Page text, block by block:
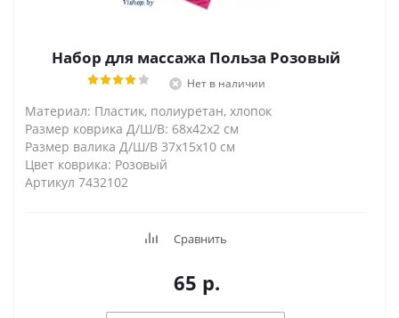
Набор для массажа Польза Розовый
Нет в наличии
Материал: Пластик, полиуретан, хлопок
Размер коврика Д/Ш/В: 68х42х2 см
Размер валика Д/Ш/В 37х15х10 см
Цвет коврика: Розовый
Артикул 7432102
Сравнить
65 р.